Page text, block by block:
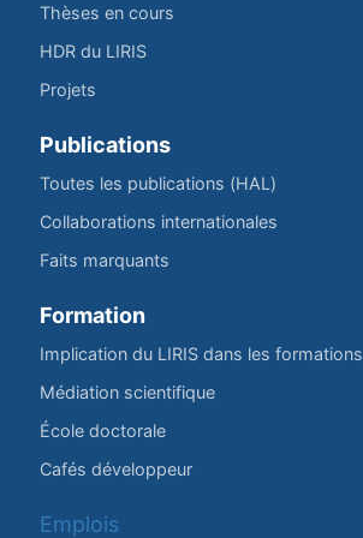
Thèses en cours
HDR du LIRIS
Projets
Publications
Toutes les publications (HAL)
Collaborations internationales
Faits marquants
Formation
Implication du LIRIS dans les formations
Médiation scientifique
École doctorale
Cafés développeur
Emplois